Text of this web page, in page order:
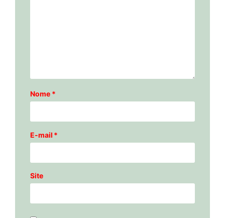
Nome *
E-mail *
Site